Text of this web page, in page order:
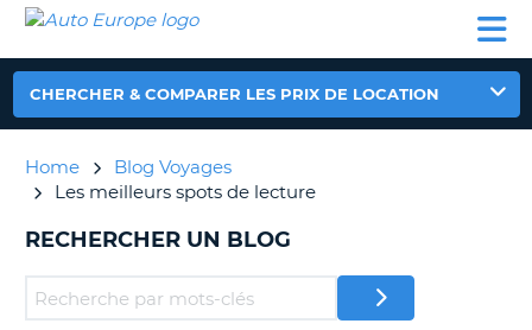
LOCATION
VOITURE
CAMPING-
CAR
CLIENT
AUTO
EUROPE
LOCATION
VOITURE
CAR
PARTENAIRES
CLIENT
COMPTE
CHERCHER & COMPARER LES PRIX DE LOCATION
Home
Blog Voyages
Les meilleurs spots de lecture
RECHERCHER UN BLOG